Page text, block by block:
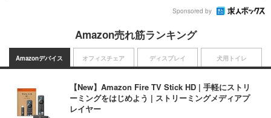
Sponsored by
Amazon売れ筋ランキング
Amazonデバイス
【New】Amazon Fire TV Stick HD | 手軽にストリ
ーミングをはじめよう | ストリーミングメディアプ
レイヤー
オフィスチェア ディスプレイ 犬用トイレ